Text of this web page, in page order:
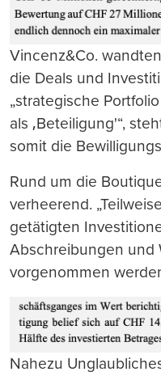
Vincenz&Co.
die Deals und
„strategische
als ‚Beteiligung'“,
somit die
Rund um die
verheerend.
getätigten
Abschreibungen und
vorgenommen
Nahezu